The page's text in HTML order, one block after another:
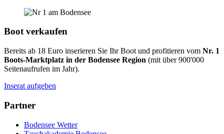
Boot verkaufen
Bereits ab 18 Euro inserieren Sie Ihr Boot und profitieren vom Nr. 1
Boots-Marktplatz in der Bodensee Region (mit über 900'000
Seitenaufrufen im Jahr).
Inserat aufgeben
Partner
Bodensee Wetter